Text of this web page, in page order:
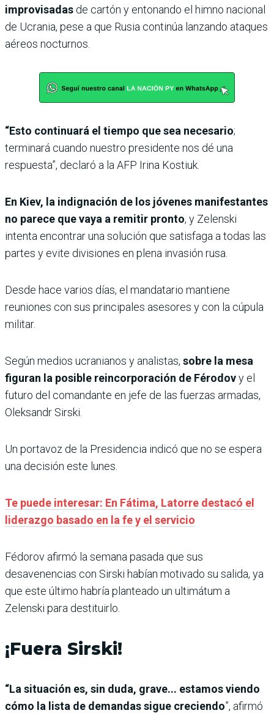
improvisadas de cartón y entonando el himno nacional
de Ucrania, pese a que Rusia continúa lanzando ataques
aéreos nocturnos.
“Esto continuará el tiempo que sea necesario;
terminará cuando nuestro presidente nos dé una
respuesta”, declaró a la AFP Irina Kostiuk.
En Kiev, la indignación de los jóvenes manifestantes
no parece que vaya a remitir pronto, y Zelenski
intenta encontrar una solución que satisfaga a todas las
partes y evite divisiones en plena invasión rusa.
Desde hace varios días, el mandatario mantiene
reuniones con sus principales asesores y con la cúpula
militar.
Según medios ucranianos y analistas, sobre la mesa
figuran la posible reincorporación de Férodovy el
futuro del comandante en jefe de las fuerzas armadas,
Oleksandr Sirski.
Un portavoz de la Presidencia indicó que no se espera
una decisión este lunes.
Te puede interesar: En Fátima, Latorre destacó el
liderazgo basado en la fe y el servicio
Fédorov afirmó la semana pasada que sus
desavenencias con Sirski habían motivado su salida, ya
que este último habría planteado un ultimátum a
Zelenski para destituirlo.
¡Fuera Sirski!
“La situación es, sin duda, grave... estamos viendo
cómo la lista de demandas sigue creciendo”, afirmó